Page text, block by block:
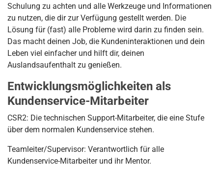
Schulung zu achten und alle Werkzeuge und Informationen
zu nutzen, die dir zur Verfügung gestellt werden. Die
Lösung für (fast) alle Probleme wird darin zu finden sein.
Das macht deinen Job, die Kundeninteraktionen und dein
Leben viel einfacher und hilft dir, deinen
Auslandsaufenthalt zu genießen.
Entwicklungsmöglichkeiten als
Kundenservice-Mitarbeiter
CSR2: Die technischen Support-Mitarbeiter, die eine Stufe
über dem normalen Kundenservice stehen.
Teamleiter/Supervisor: Verantwortlich für alle
Kundenservice-Mitarbeiter und ihr Mentor.